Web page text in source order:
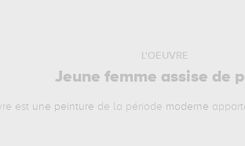
L'OEUVRE
Jeune femme assise de
est une peinture de la période moderne